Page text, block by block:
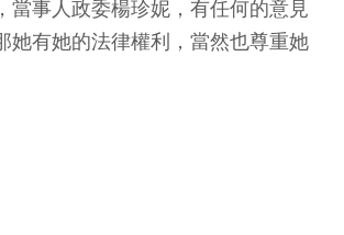
當事人政委楊珍妮，有任何的意見
她有她的法律權利，當然也尊重她